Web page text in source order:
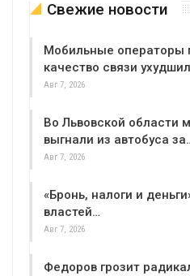
Свежие новости
Мобильные операторы
качество связи
Авг 7, 2026
Во Львовской области
выгнали из автобуса
Авг 7, 2026
«Бронь, налоги и
властей…
Авг 7, 2026
Федоров грозит